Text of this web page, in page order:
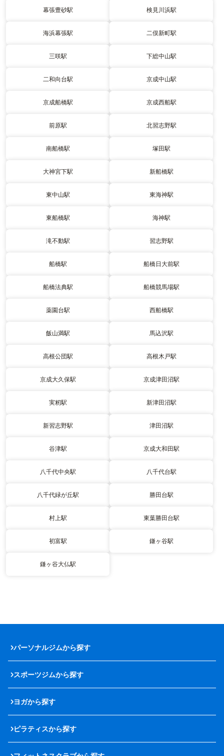
幕張豊砂駅 検見川浜駅
海浜幕張駅 二俣新町駅
三咲駅 下総中山駅
二和向台駅 京成中山駅
京成船橋駅 京成西船駅
前原駅 北習志野駅
南船橋駅 塚田駅
大神宮下駅 新船橋駅
東中山駅 東海神駅
東船橋駅 海神駅
滝不動駅 習志野駅
船橋駅 船橋日大前駅
船橋法典駅 船橋競馬場駅
薬園台駅 西船橋駅
飯山満駅 馬込沢駅
高根公団駅 高根木戸駅
京成大久保駅 京成津田沼駅
実籾駅 新津田沼駅
新習志野駅 津田沼駅
谷津駅 京成大和田駅
八千代中央駅 八千代台駅
八千代緑が丘駅 勝田台駅
村上駅 東葉勝田台駅
初富駅 鎌ヶ谷駅
鎌ヶ谷大仏駅
パーソナルジムから探す
スポーツジムから探す
ヨガから探す
ピラティスから探す